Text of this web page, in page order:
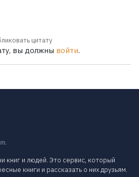
цитату
вы должны войти.
книг и людей. Это сервис, который
книги и рассказать о них друзьям.